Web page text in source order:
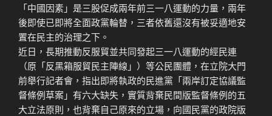
「中國因素」是三股促成兩年前三一八運動的力量，兩年
後即使已即將全面政黨輪替，三者依舊還沒有被妥適地安
置在民主的治理之下。
近日，長期推動反服貿並共同發起三一八運動的經民連
（原「反黑箱服貿民主陣線」）等公民團體，在立院大門
前舉行記者會，指出即將執政的民進黨「兩岸訂定協議監
督條例草案」有六大缺失，實質背棄民間版監督條例的五
大立法原則，也背棄自己原來的立場，向國民黨的政院版